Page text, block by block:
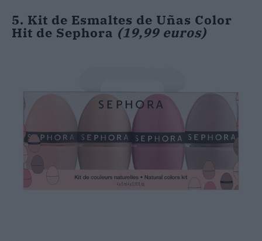
5. Kit de Esmaltes de Uñas Color
Hit de Sephora (19,99 euros)